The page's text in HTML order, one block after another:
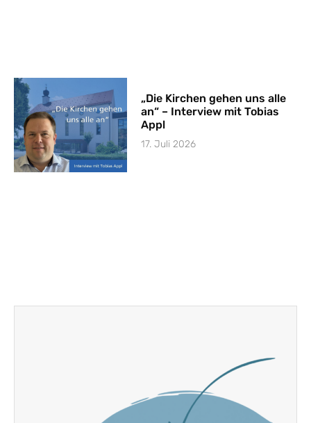
„Die Kirchen gehen uns alle
an“ – Interview mit Tobias
Appl
17. Juli 2026